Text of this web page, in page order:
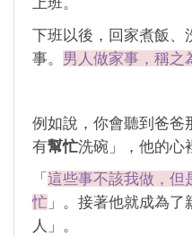
下班以後，回家煮飯、
事。 男人做家事，稱之
例如說，你會聽到爸爸
有幫忙洗碗」，他的心
「 這些事不該我做，但
忙 」。接著他就成為
人」。